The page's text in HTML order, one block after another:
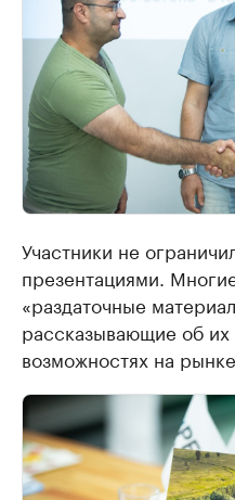
Участники не
презентациями.
«раздаточные
рассказывающие об
возможностях на рынке.